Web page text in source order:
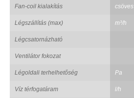
Fan-coil kialakítás csöves
Légszállítás (max) m³/h
Légcsatornázható
Ventilátor fokozat
Légoldali terhelhetőség Pa
Víz térfogatáram l/h